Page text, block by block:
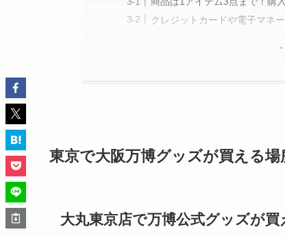
クレジットカードや電子マネ
東京で大阪万博グッズが買える
大丸東京店で万博公式グッズが